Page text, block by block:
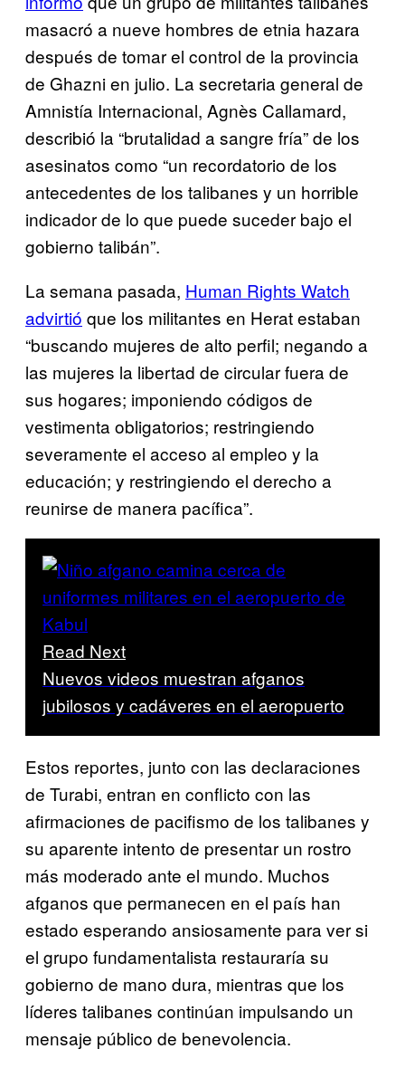
masacró a nueve hombres de etnia hazara
después de tomar el control de la provincia
de Ghazni en julio. La secretaria general de
Amnistía Internacional, Agnès Callamard,
describió la “brutalidad a sangre fría” de los
asesinatos como “un recordatorio de los
antecedentes de los talibanes y un horrible
indicador de lo que puede suceder bajo el
gobierno talibán”.
La semana pasada, Human Rights Watch
advirtió que los militantes en Herat estaban
“buscando mujeres de alto perfil; negando a
las mujeres la libertad de circular fuera de
sus hogares; imponiendo códigos de
vestimenta obligatorios; restringiendo
severamente el acceso al empleo y la
educación; y restringiendo el derecho a
reunirse de manera pacífica”.
Read Next
Nuevos videos muestran afganos
jubilosos y cadáveres en el aeropuerto
Estos reportes, junto con las declaraciones
de Turabi, entran en conflicto con las
afirmaciones de pacifismo de los talibanes y
su aparente intento de presentar un rostro
más moderado ante el mundo. Muchos
afganos que permanecen en el país han
estado esperando ansiosamente para ver si
el grupo fundamentalista restauraría su
gobierno de mano dura, mientras que los
líderes talibanes continúan impulsando un
mensaje público de benevolencia.